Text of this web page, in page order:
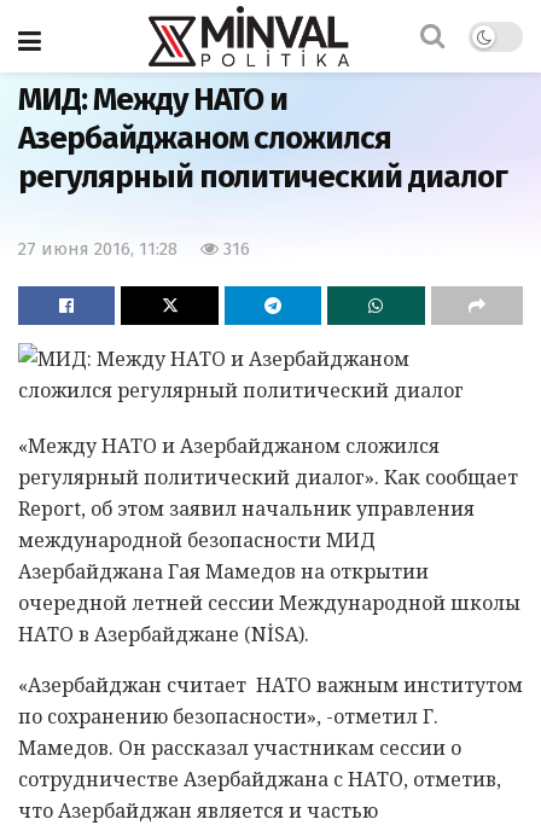
Главная Азербайджан
МИД: Между НАТО и
Азербайджаном сложился
регулярный политический диалог
27 июня 2016, 11:28 316
«Между НАТО и Азербайджаном сложился
регулярный политический диалог». Как сообщает
Report, об этом заявил начальник управления
международной безопасности МИД
Азербайджана Гая Мамедов на открытии
очередной летней сессии Международной школы
НАТО в Азербайджане (NİSA).
«Азербайджан считает НАТО важным институтом
по сохранению безопасности», -отметил Г.
Мамедов. Он рассказал участникам сессии о
сотрудничестве Азербайджана с НАТО, отметив,
что Азербайджан является и частью